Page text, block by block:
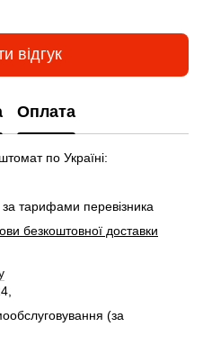
відгук
Оплата
по Україні:
тарифами перевізника
безкоштовної доставки
(за